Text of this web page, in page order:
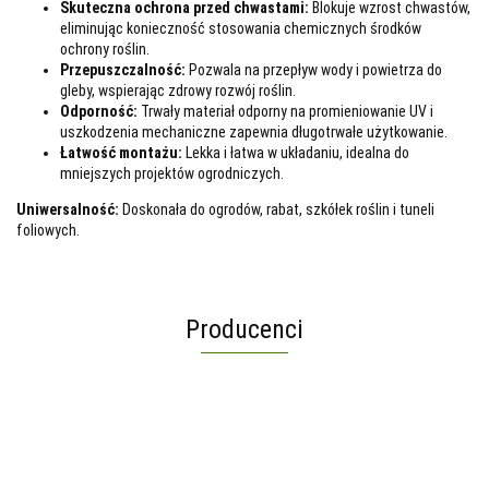
Skuteczna ochrona przed chwastami: Blokuje wzrost chwastów,
eliminując konieczność stosowania chemicznych środków
ochrony roślin.
Przepuszczalność: Pozwala na przepływ wody i powietrza do
gleby, wspierając zdrowy rozwój roślin.
Odporność: Trwały materiał odporny na promieniowanie UV i
uszkodzenia mechaniczne zapewnia długotrwałe użytkowanie.
Łatwość montażu: Lekka i łatwa w układaniu, idealna do
mniejszych projektów ogrodniczych.
Uniwersalność: Doskonała do ogrodów, rabat, szkółek roślin i tuneli
foliowych.
Producenci